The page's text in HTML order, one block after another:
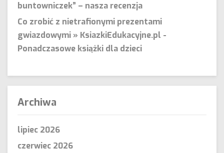
buntowniczek” – nasza recenzja
Co zrobić z nietrafionymi prezentami
gwiazdowymi » KsiazkiEdukacyjne.pl -
Ponadczasowe książki dla dzieci
Archiwa
lipiec 2026
czerwiec 2026